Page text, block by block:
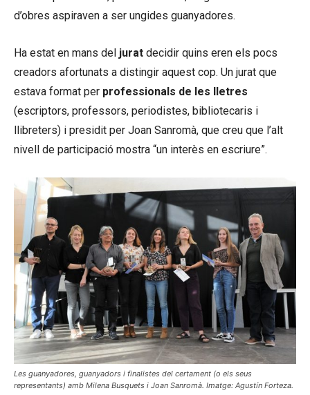
d’obres aspiraven a ser ungides guanyadores.
Ha estat en mans del jurat decidir quins eren els pocs
creadors afortunats a distingir aquest cop. Un jurat que
estava format per professionals de les lletres
(escriptors, professors, periodistes, bibliotecaris i
llibreters) i presidit per Joan Sanromà, que creu que l’alt
nivell de participació mostra “un interès en escriure”.
Les guanyadores, guanyadors i finalistes del certament (o els seus
representants) amb Milena Busquets i Joan Sanromà. Imatge: Agustín Forteza.